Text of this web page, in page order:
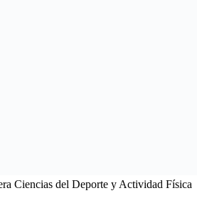
Ciencias del Deporte y Actividad Física